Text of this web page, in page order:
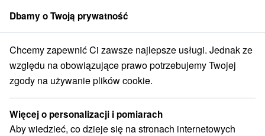
członek grupySorger
Slovensko Žilinský kraj Vyšný Kubín Chata Emka Vyšný Kubín
Chata Emka Vyšný Kubín
Vyšný Kubín
Dbamy o Twoją prywatność
Chcemy zapewnić Ci zawsze najlepsze usługi. Jednak ze
względu na obowiązujące prawo potrzebujemy Twojej
zgody na używanie plików cookie.
Więcej o personalizacji i pomiarach
Aby wiedzieć, co dzieje się na stronach internetowych